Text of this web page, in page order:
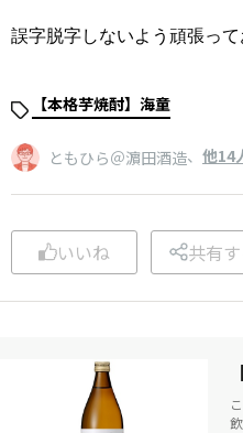
誤字脱字しないよう頑張っ
【本格芋焼酎】海童
ともひら＠濵田酒造、 他14
いいね 共有